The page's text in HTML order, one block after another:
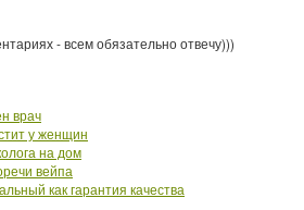
- всем обязательно отвечу)))
врач
у женщин
на дом
вейпа
как гарантия качества